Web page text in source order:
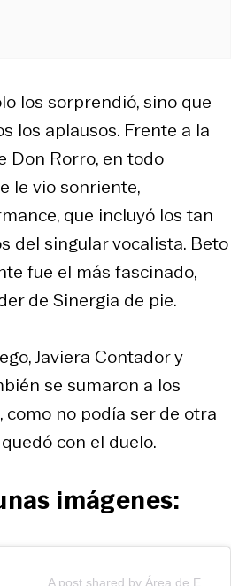
los sorprendió, sino que
los aplausos. Frente a la
Don Rorro, en todo
le vio sonriente,
que incluyó los tan
del singular vocalista. Beto
fue el más fascinado,
de Sinergia de pie.
Javiera Contador y
se sumaron a los
como no podía ser de otra
con el duelo.
imágenes: